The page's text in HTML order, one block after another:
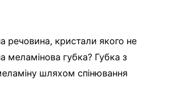
речовина, кристали якого не
меламінова губка? Губка з
шляхом спінювання